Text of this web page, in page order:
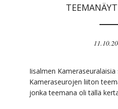
Iisalmen
Kameraseurojen liiton
jonka teemana oli tällä